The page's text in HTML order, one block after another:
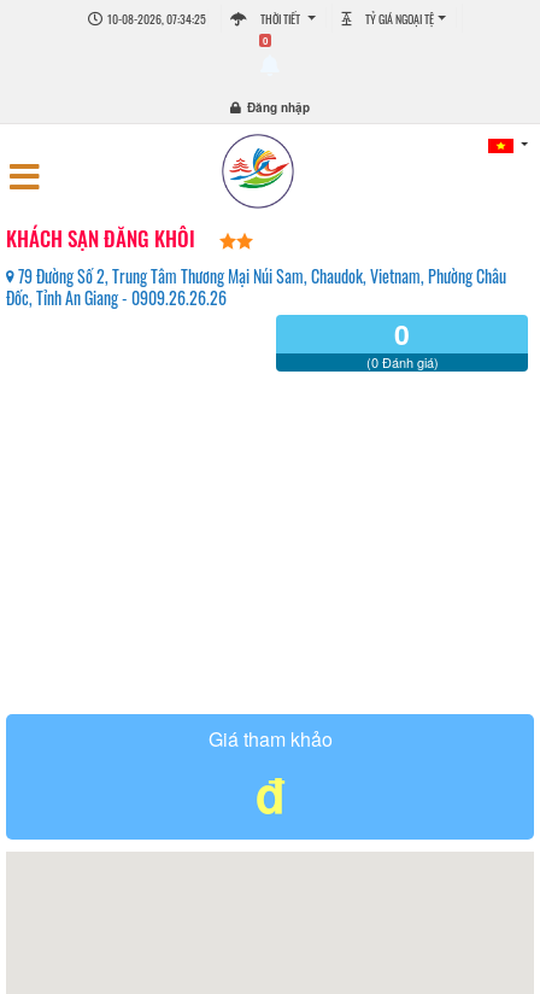
10-08-2026, 07:34:25 THỜI TIẾT TỶ GIÁ NGOẠI TỆ
0
Đăng nhập
KHÁCH SẠN ĐĂNG KHÔI
79 Đường Số 2, Trung Tâm Thương Mại Núi Sam, Chaudok, Vietnam, Phường Châu
Đốc, Tỉnh An Giang - 0909.26.26.26
0
(0 Đánh giá)
Giá tham khảo
đ